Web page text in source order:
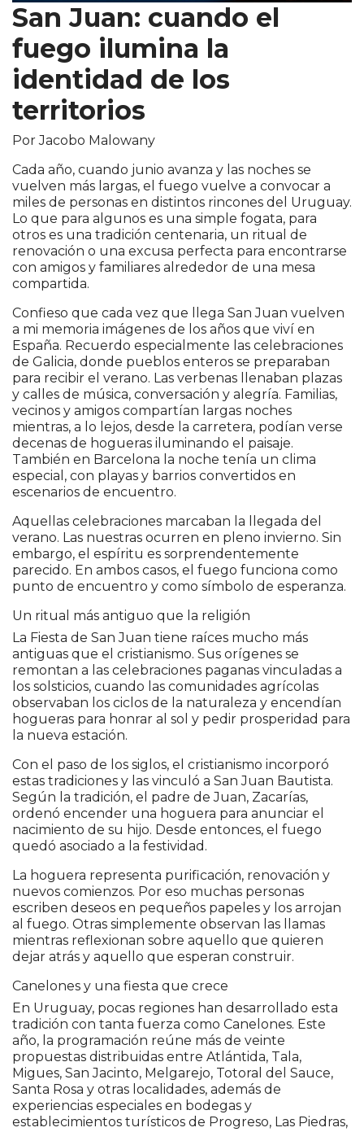
San Juan: cuando el
fuego ilumina la
identidad de los
territorios
Por Jacobo Malowany
Cada año, cuando junio avanza y las noches se
vuelven más largas, el fuego vuelve a convocar a
miles de personas en distintos rincones del Uruguay.
Lo que para algunos es una simple fogata, para
otros es una tradición centenaria, un ritual de
renovación o una excusa perfecta para encontrarse
con amigos y familiares alrededor de una mesa
compartida.
Confieso que cada vez que llega San Juan vuelven
a mi memoria imágenes de los años que viví en
España. Recuerdo especialmente las celebraciones
de Galicia, donde pueblos enteros se preparaban
para recibir el verano. Las verbenas llenaban plazas
y calles de música, conversación y alegría. Familias,
vecinos y amigos compartían largas noches
mientras, a lo lejos, desde la carretera, podían verse
decenas de hogueras iluminando el paisaje.
También en Barcelona la noche tenía un clima
especial, con playas y barrios convertidos en
escenarios de encuentro.
Aquellas celebraciones marcaban la llegada del
verano. Las nuestras ocurren en pleno invierno. Sin
embargo, el espíritu es sorprendentemente
parecido. En ambos casos, el fuego funciona como
punto de encuentro y como símbolo de esperanza.
Un ritual más antiguo que la religión
La Fiesta de San Juan tiene raíces mucho más
antiguas que el cristianismo. Sus orígenes se
remontan a las celebraciones paganas vinculadas a
los solsticios, cuando las comunidades agrícolas
observaban los ciclos de la naturaleza y encendían
hogueras para honrar al sol y pedir prosperidad para
la nueva estación.
Con el paso de los siglos, el cristianismo incorporó
estas tradiciones y las vinculó a San Juan Bautista.
Según la tradición, el padre de Juan, Zacarías,
ordenó encender una hoguera para anunciar el
nacimiento de su hijo. Desde entonces, el fuego
quedó asociado a la festividad.
La hoguera representa purificación, renovación y
nuevos comienzos. Por eso muchas personas
escriben deseos en pequeños papeles y los arrojan
al fuego. Otras simplemente observan las llamas
mientras reflexionan sobre aquello que quieren
dejar atrás y aquello que esperan construir.
Canelones y una fiesta que crece
En Uruguay, pocas regiones han desarrollado esta
tradición con tanta fuerza como Canelones. Este
año, la programación reúne más de veinte
propuestas distribuidas entre Atlántida, Tala,
Migues, San Jacinto, Melgarejo, Totoral del Sauce,
Santa Rosa y otras localidades, además de
experiencias especiales en bodegas y
establecimientos turísticos de Progreso, Las Piedras,